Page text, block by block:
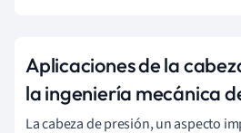
Aplicaciones de la
la ingeniería mecánica
La cabeza de presión, un aspecto